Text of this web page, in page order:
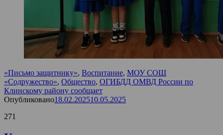
«Письмо защитнику», Воспитание, МОУ СОШ
«Содружество», Общество, ОГИБДД ОМВД России по
Клинскому району сообщает
Опубликовано18.02.202510.05.2025
271